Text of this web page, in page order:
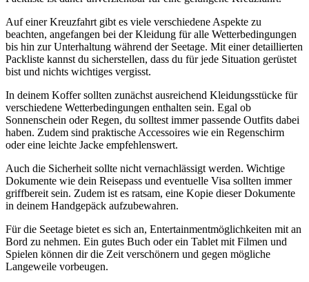
Auf einer Kreuzfahrt gibt es viele verschiedene Aspekte zu
beachten, angefangen bei der Kleidung für alle Wetterbedingungen
bis hin zur Unterhaltung während der Seetage. Mit einer detaillierten
Packliste kannst du sicherstellen, dass du für jede Situation gerüstet
bist und nichts wichtiges vergisst.
In deinem Koffer sollten zunächst ausreichend Kleidungsstücke für
verschiedene Wetterbedingungen enthalten sein. Egal ob
Sonnenschein oder Regen, du solltest immer passende Outfits dabei
haben. Zudem sind praktische Accessoires wie ein Regenschirm
oder eine leichte Jacke empfehlenswert.
Auch die Sicherheit sollte nicht vernachlässigt werden. Wichtige
Dokumente wie dein Reisepass und eventuelle Visa sollten immer
griffbereit sein. Zudem ist es ratsam, eine Kopie dieser Dokumente
in deinem Handgepäck aufzubewahren.
Für die Seetage bietet es sich an, Entertainmentmöglichkeiten mit an
Bord zu nehmen. Ein gutes Buch oder ein Tablet mit Filmen und
Spielen können dir die Zeit verschönern und gegen mögliche
Langeweile vorbeugen.